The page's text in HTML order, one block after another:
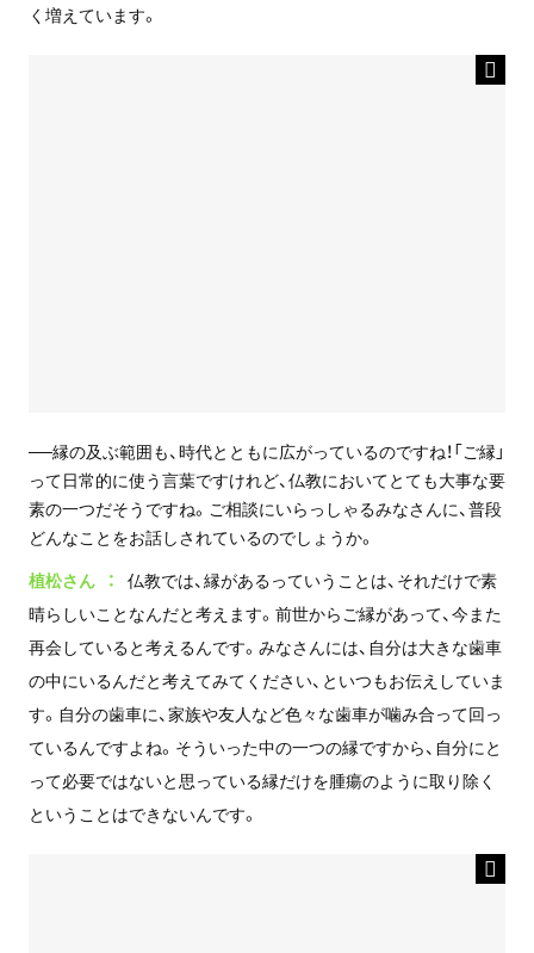
く増えています。
──縁の及ぶ範囲も、時代とともに広がっているのですね！「ご縁」
って日常的に使う言葉ですけれど、仏教においてとても大事な要
素の一つだそうですね。ご相談にいらっしゃるみなさんに、普段
どんなことをお話しされているのでしょうか。
植松さん
仏教では、縁があるっていうことは、それだけで素
晴らしいことなんだと考えます。前世からご縁があって、今また
再会していると考えるんです。みなさんには、自分は大きな歯車
の中にいるんだと考えてみてください、といつもお伝えしていま
す。自分の歯車に、家族や友人など色々な歯車が噛み合って回っ
ているんですよね。そういった中の一つの縁ですから、自分にと
って必要ではないと思っている縁だけを腫瘍のように取り除く
ということはできないんです。